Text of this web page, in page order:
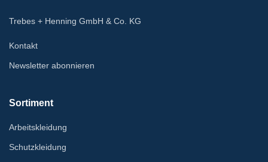
Trebes + Henning GmbH & Co. KG
Kontakt
Newsletter abonnieren
Sortiment
Arbeitskleidung
Schutzkleidung